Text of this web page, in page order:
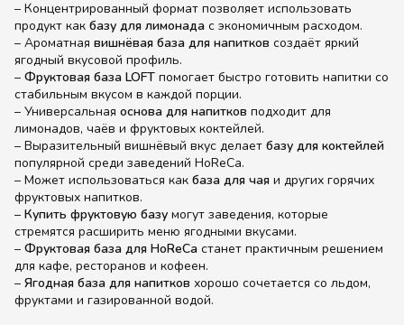
– Концентрированный формат позволяет использовать
продукт как базу для лимонада с экономичным расходом.
– Ароматная вишнёвая база для напитков создаёт яркий
ягодный вкусовой профиль.
– Фруктовая база LOFT помогает быстро готовить напитки со
стабильным вкусом в каждой порции.
– Универсальная основа для напитков подходит для
лимонадов, чаёв и фруктовых коктейлей.
– Выразительный вишнёвый вкус делает базу для коктейлей
популярной среди заведений HoReCa.
– Может использоваться как база для чая и других горячих
фруктовых напитков.
– Купить фруктовую базу могут заведения, которые
стремятся расширить меню ягодными вкусами.
– Фруктовая база для HoReCa станет практичным решением
для кафе, ресторанов и кофеен.
– Ягодная база для напитков хорошо сочетается со льдом,
фруктами и газированной водой.